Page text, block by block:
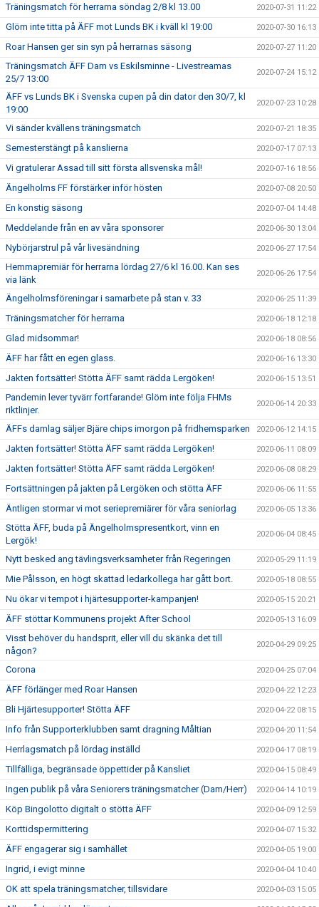
Träningsmatch för herrarna söndag 2/8 kl 13.00 2020-07-31 11:22
Glöm inte titta på ÄFF mot Lunds BK i kväll kl 19:00 2020-07-30 16:13
Roar Hansen ger sin syn på herrarnas säsong 2020-07-27 11:20
Träningsmatch ÄFF Dam vs Eskilsminne - Livestreamas
25/7 13:00
2020-07-24 15:12
ÄFF vs Lunds BK i Svenska cupen på din dator den 30/7, kl
19:00
2020-07-23 10:28
Vi sänder kvällens träningsmatch 2020-07-21 18:35
Semesterstängt på kanslierna 2020-07-17 07:13
Vi gratulerar Assad till sitt första allsvenska mål! 2020-07-16 18:56
Ängelholms FF förstärker inför hösten 2020-07-08 20:50
En konstig säsong 2020-07-04 14:48
Meddelande från en av våra sponsorer 2020-06-30 13:04
Nybörjarstrul på vår livesändning 2020-06-27 17:54
Hemmapremiär för herrarna lördag 27/6 kl 16.00. Kan ses
via länk
2020-06-26 17:54
Ängelholmsföreningar i samarbete på stan v. 33 2020-06-25 11:39
Träningsmatcher för herrarna 2020-06-18 12:18
Glad midsommar! 2020-06-18 08:56
ÄFF har fått en egen glass. 2020-06-16 13:30
Jakten fortsätter! Stötta ÄFF samt rädda Lergöken! 2020-06-15 13:51
Pandemin lever tyvärr fortfarande! Glöm inte följa FHMs
riktlinjer.
2020-06-14 20:33
ÄFFs damlag säljer Bjäre chips imorgon på fridhemsparken 2020-06-12 14:15
Jakten fortsätter! Stötta ÄFF samt rädda Lergöken! 2020-06-11 08:09
Jakten fortsätter! Stötta ÄFF samt rädda Lergöken! 2020-06-08 08:29
Fortsättningen på jakten på Lergöken och stötta ÄFF 2020-06-06 11:55
Äntligen stormar vi mot seriepremiärer för våra seniorlag 2020-06-05 13:36
Stötta ÄFF, buda på Ängelholmspresentkort, vinn en
Lergök!
2020-06-04 08:45
Nytt besked ang tävlingsverksamheter från Regeringen 2020-05-29 11:19
Mie Pålsson, en högt skattad ledarkollega har gått bort. 2020-05-18 08:55
Nu ökar vi tempot i hjärtesupporter-kampanjen! 2020-05-15 20:21
ÄFF stöttar Kommunens projekt After School 2020-05-13 16:09
Visst behöver du handsprit, eller vill du skänka det till
någon?
2020-04-29 09:25
Corona 2020-04-25 07:04
ÄFF förlänger med Roar Hansen 2020-04-22 12:23
Bli Hjärtesupporter! Stötta ÄFF 2020-04-22 08:15
Info från Supporterklubben samt dragning Måltian 2020-04-20 11:54
Herrlagsmatch på lördag inställd 2020-04-17 08:19
Tillfälliga, begränsade öppettider på Kansliet 2020-04-15 08:49
Ingen publik på våra Seniorers träningsmatcher (Dam/Herr) 2020-04-14 10:19
Köp Bingolotto digitalt o stötta ÄFF 2020-04-09 12:59
Korttidspermittering 2020-04-07 15:32
ÄFF engagerar sig i samhället 2020-04-05 19:00
Ingrid, i evigt minne 2020-04-04 10:40
OK att spela träningsmatcher, tillsvidare 2020-04-03 15:05